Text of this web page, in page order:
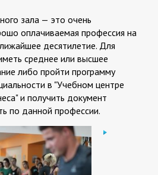
зала — это очень
оплачиваемая профессия на
десятилетие. Для
среднее или высшее
либо пройти программу
в "Учебном центре
и получить документ
по данной профессии.